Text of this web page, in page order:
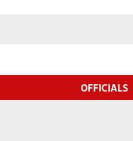
OFFICIALS